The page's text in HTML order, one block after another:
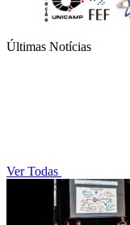
Últimas Notícias
Ver Todas